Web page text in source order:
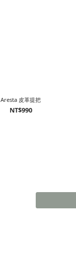
Aresta 皮革提把
NT$990